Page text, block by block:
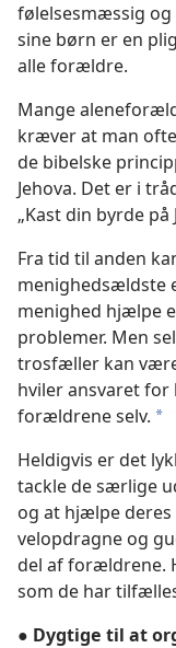
følelsesmæssig og
sine børn er en
alle forældre.
Mange
kræver at man
de bibelske
Jehova. Det er i
„Kast din byrde
Fra tid til anden
menighedsældste
menighed hjælpe
problemer. Men
trosfæller kan
hviler ansvaret for
forældrene selv. *
Heldigvis er det
tackle de særlige
og at hjælpe deres
velopdragne og
del af forældrene.
som de har
● Dygtige til at